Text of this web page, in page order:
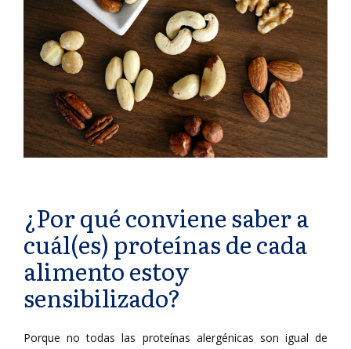
¿Por qué conviene saber a
cuál(es) proteínas de cada
alimento estoy
sensibilizado?
Porque no todas las proteínas alergénicas son igual de